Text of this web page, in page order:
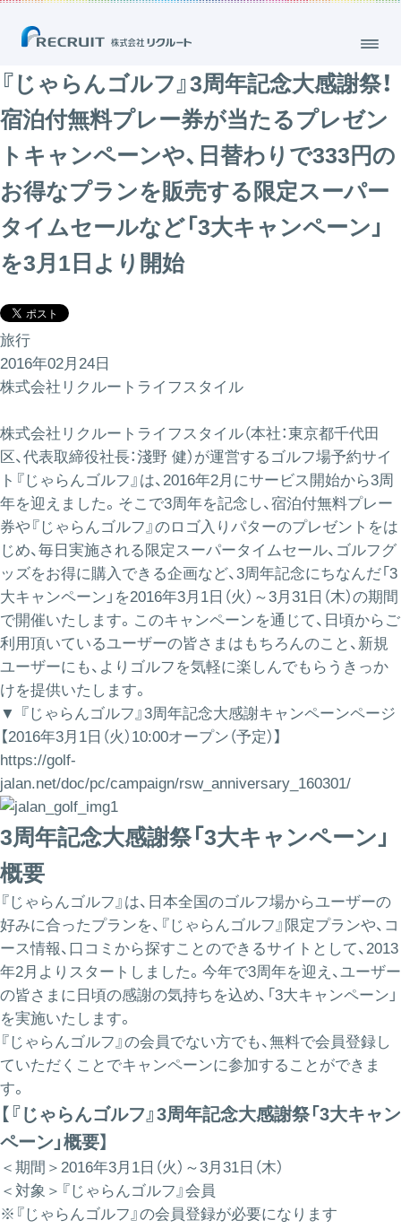
『じゃらんゴルフ』3周年記念大感謝祭！
宿泊付無料プレー券が当たるプレゼン
トキャンペーンや、日替わりで333円の
お得なプランを販売する限定スーパー
タイムセールなど「3大キャンペーン」
を3月1日より開始
旅行
2016年02月24日
株式会社リクルートライフスタイル
株式会社リクルートライフスタイル（本社：東京都千代田
区、代表取締役社長：淺野 健）が運営するゴルフ場予約サイ
ト『じゃらんゴルフ』は、2016年2月にサービス開始から3周
年を迎えました。そこで3周年を記念し、宿泊付無料プレー
券や『じゃらんゴルフ』のロゴ入りパターのプレゼントをは
じめ、毎日実施される限定スーパータイムセール、ゴルフグ
ッズをお得に購入できる企画など、3周年記念にちなんだ「3
大キャンペーン」を2016年3月1日（火）～3月31日（木）の期間
で開催いたします。このキャンペーンを通じて、日頃からご
利用頂いているユーザーの皆さまはもちろんのこと、新規
ユーザーにも、よりゴルフを気軽に楽しんでもらうきっか
けを提供いたします。
▼ 『じゃらんゴルフ』3周年記念大感謝キャンペーンページ
【2016年3月1日（火）10:00オープン（予定）】
https://golf-
jalan.net/doc/pc/campaign/rsw_anniversary_160301/
3周年記念大感謝祭「3大キャンペーン」
概要
『じゃらんゴルフ』は、日本全国のゴルフ場からユーザーの
好みに合ったプランを、『じゃらんゴルフ』限定プランや、コ
ース情報、口コミから探すことのできるサイトとして、2013
年2月よりスタートしました。今年で3周年を迎え、ユーザー
の皆さまに日頃の感謝の気持ちを込め、「3大キャンペーン」
を実施いたします。
『じゃらんゴルフ』の会員でない方でも、無料で会員登録し
ていただくことでキャンペーンに参加することができま
す。
【『じゃらんゴルフ』3周年記念大感謝祭「3大キャン
ペーン」概要】
＜期間＞2016年3月1日（火）～3月31日（木）
＜対象＞『じゃらんゴルフ』会員
※『じゃらんゴルフ』の会員登録が必要になります